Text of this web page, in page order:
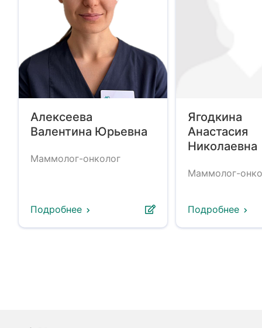
Алексеева
Валентина Юрьевна
Маммолог-онколог
Подробнее
Ягодкина
Анастасия
Николаевна
Маммолог-
Подробнее